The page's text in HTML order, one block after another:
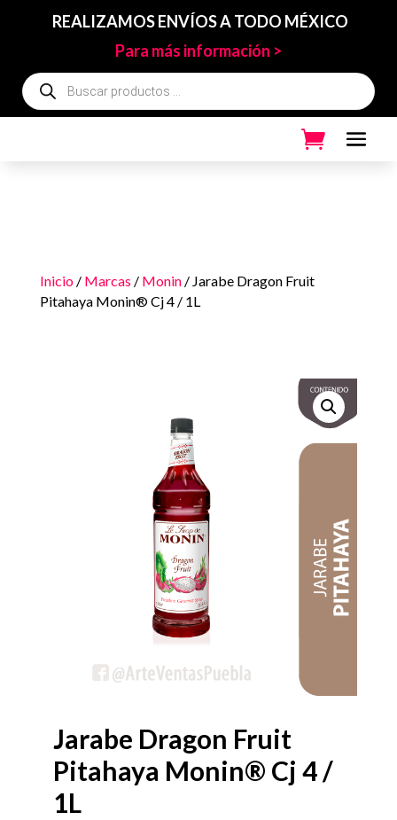
REALIZAMOS ENVÍOS A TODO MÉXICO
Para más información >
Búsqueda
de
productos
Inicio/ Marcas / Monin/ Jarabe Dragon Fruit
Pitahaya Monin® Cj 4 / 1L
Jarabe Dragon Fruit
Pitahaya Monin® Cj 4 /
1L